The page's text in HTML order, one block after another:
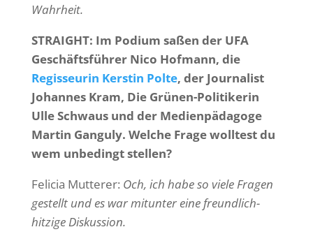
Wahrheit.
STRAIGHT: Im Podium saßen der UFA
Geschäftsführer Nico Hofmann, die
Regisseurin Kerstin Polte, der Journalist
Johannes Kram, Die Grünen-Politikerin
Ulle Schwaus und der Medienpädagoge
Martin Ganguly. Welche Frage wolltest du
wem unbedingt stellen?
Felicia Mutterer: Och, ich habe so viele Fragen
gestellt und es war mitunter eine freundlich-
hitzige Diskussion.